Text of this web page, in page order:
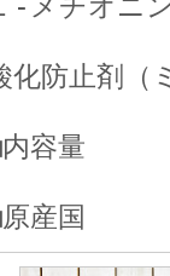
化防止剤（
内容量
原産国